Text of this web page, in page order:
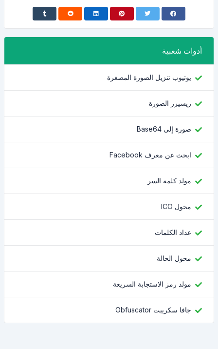
أدوات شعبية
يوتيوب تنزيل الصورة المصغرة
ريسيزر الصورة
صورة إلى Base64
ابحث عن معرف Facebook
مولد كلمة السر
محول ICO
عداد الكلمات
محول الحالة
مولد رمز الاستجابة السريعة
جافا سكريبت Obfuscator